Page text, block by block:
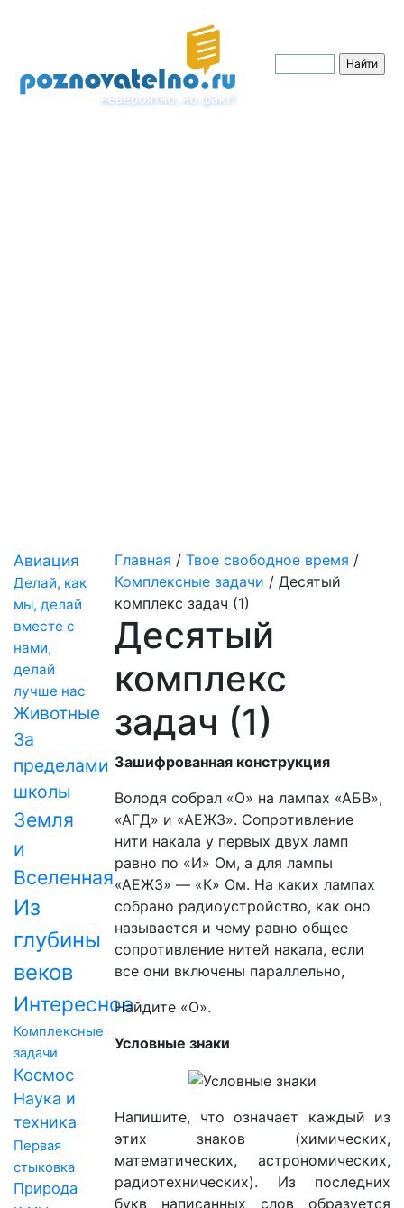
Авиация
Делай, как
мы, делай
вместе с
нами,
делай
лучше нас
Животные
За
пределами
школы
Земля
и
Вселенная
Из
глубины
веков
Интересное
Комплексные
задачи
Космос
Наука и
техника
Первая
стыковка
Природа
Главная / Твое свободное время /
Комплексные задачи / Десятый
комплекс задач (1)
Десятый
комплекс
задач (1)
Зашифрованная конструкция
Володя собрал «О» на лампах «АБВ»,
«АГД» и «АЕЖЗ». Сопротивление
нити накала у первых двух ламп
равно по «И» Ом, а для лампы
«АЕЖЗ» — «К» Ом. На каких лампах
собрано радиоустройство, как оно
называется и чему равно общее
сопротивление нитей накала, если
все они включены параллельно,
Найдите «О».
Условные знаки
Напишите, что означает каждый из
этих знаков (химических,
математических, астрономических,
радиотехнических). Из последних
букв написанных слов образуется